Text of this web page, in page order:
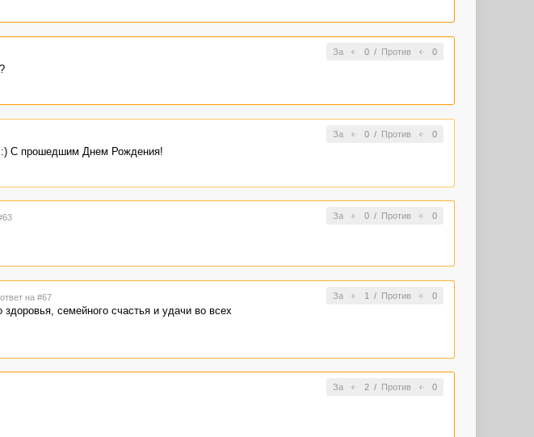
За 0/ Против 0
За 0/ Против 0
:) С прошедшим Днем Рождения!
За 0/ Против 0
За 1 / Против 0
на #67
семейного счастья и удачи во всех
За 2/ Против 0